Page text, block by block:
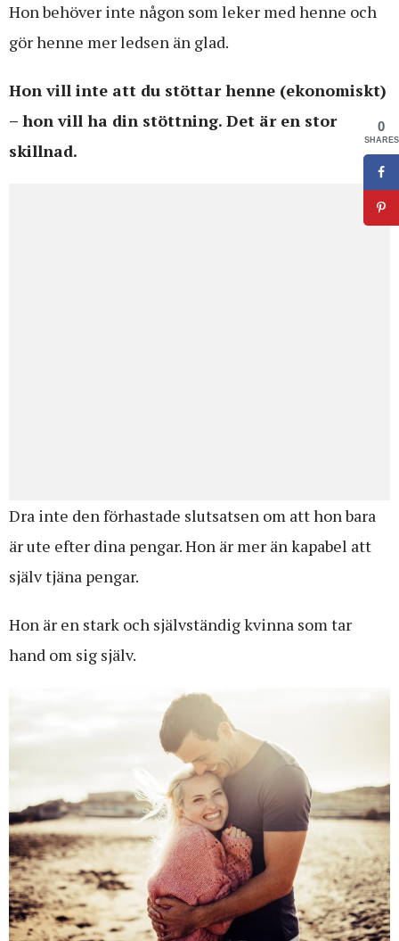
Hon behöver inte någon som leker med henne och
gör henne mer ledsen än glad.
Hon vill inte att du stöttar henne (ekonomiskt)
– hon vill ha din stöttning. Det är en stor
skillnad.
Dra inte den förhastade slutsatsen om att hon bara
är ute efter dina pengar. Hon är mer än kapabel att
själv tjäna pengar.
Hon är en stark och självständig kvinna som tar
hand om sig själv.
0
SHARES